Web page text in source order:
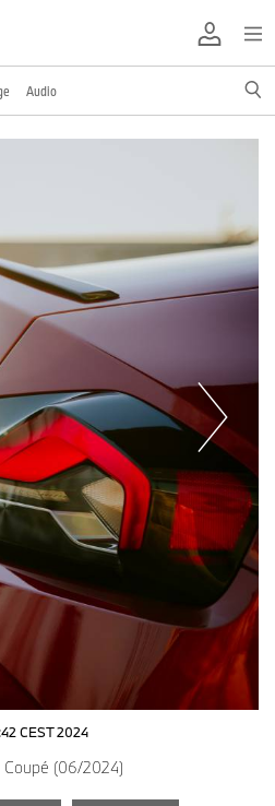
Audio
CEST 2024
(06/2024)